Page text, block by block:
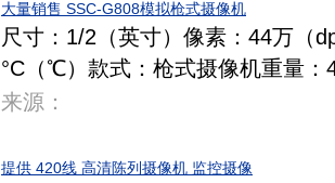
大量销售 SSC-G808模拟枪式摄像机
尺寸：1/2（英寸）像素：44万（
°C（℃）款式：枪式摄像机重量
来源：
提供 420线 高清陈列摄像机 监控摄像